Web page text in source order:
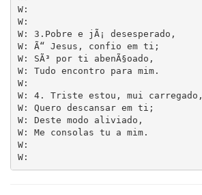
W:
W:
W: 3.Pobre e jÃ¡ desesperado,
W: Ã“ Jesus, confio em ti;
W: SÃ³ por ti abenÃ§oado,
W: Tudo encontro para mim.
W:
W: 4. Triste estou, mui carregado,
W: Quero descansar em ti;
W: Deste modo aliviado,
W: Me consolas tu a mim.
W: